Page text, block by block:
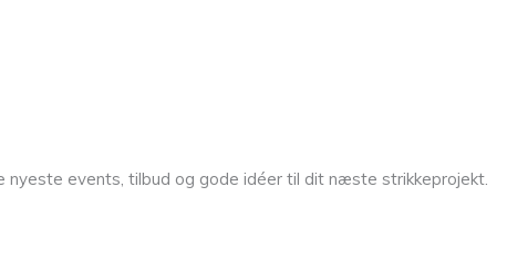
nyeste events, tilbud og gode idéer til dit næste strikkeprojekt.